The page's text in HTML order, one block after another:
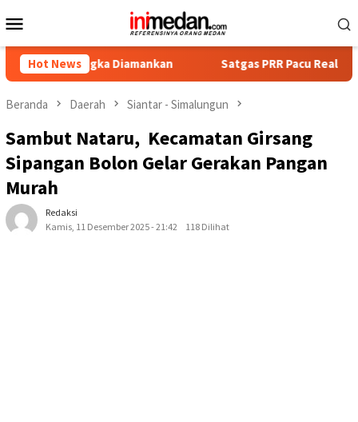
ke
Mobile
Hot News
Diamankan Satgas PRR Pacu Realisasi
Beranda Daerah Siantar - Simalungun
Sambut Nataru, Kecamatan Girsang
Sipangan Bolon Gelar Gerakan Pangan
Murah
Redaksi
Kamis, 11 Desember 2025 - 21:42
118 Dilihat